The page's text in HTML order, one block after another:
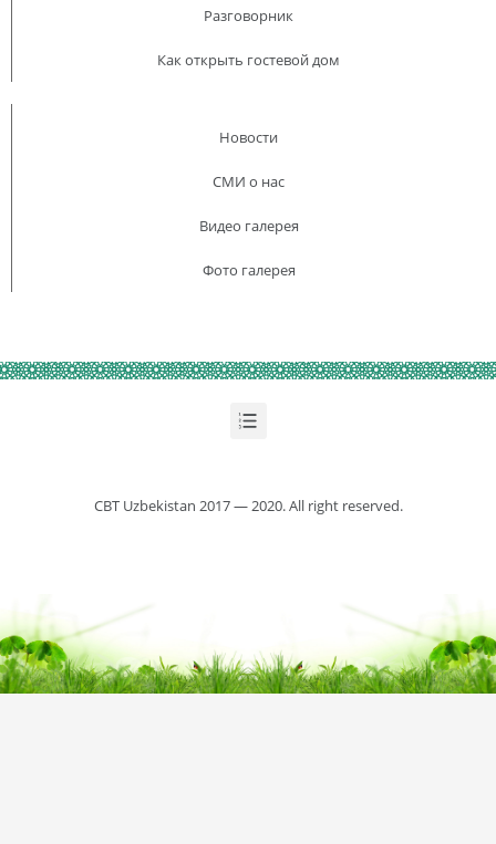
Разговорник
Как открыть гостевой дом
Новости
СМИ о нас
Видео галерея
Фото галерея
CBT Uzbekistan 2017 — 2020. All right reserved.